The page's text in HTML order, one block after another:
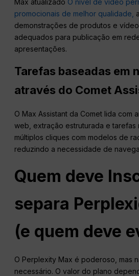
Max atualizado O nível de vídeo
promocionais de melhor qualidade,
demonstrações de produtos e
adequados para publicação em
apresentações.
Tarefas baseadas em
através do Comet
O Max Assistant da Comet lida com
web, extração estruturada e tarefas
múltiplos cliques com modelos de
reduzindo a necessidade de
Quem deve
separa
(e quem deve
O Perplexity Max é poderoso, mas
necessário. O valor do plano